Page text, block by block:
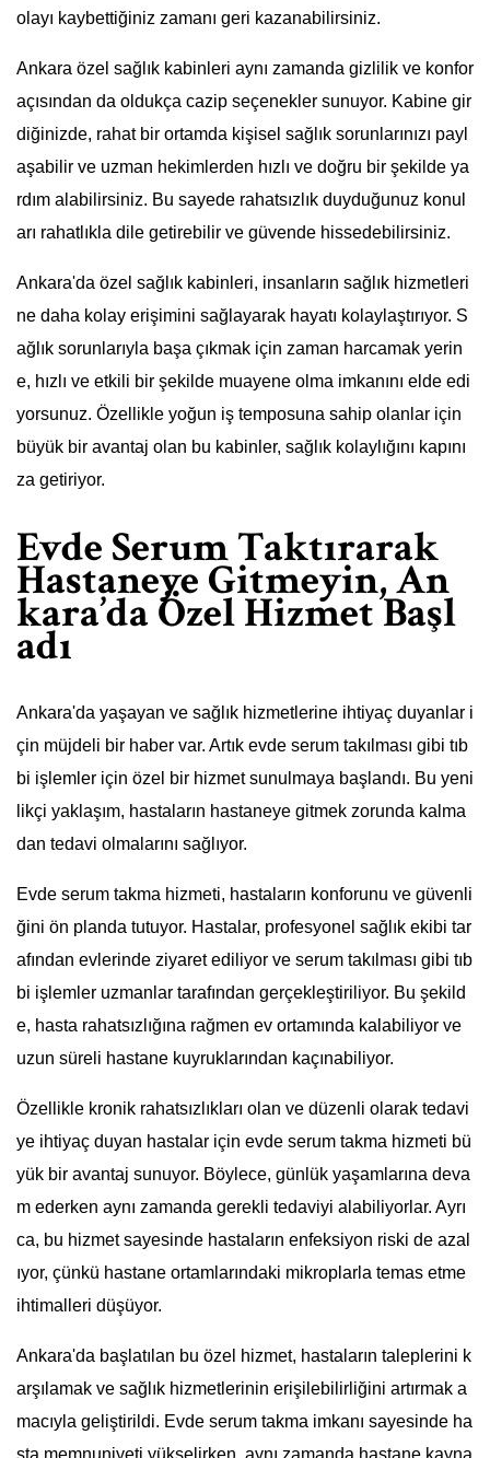
olayı kaybettiğiniz zamanı geri kazanabilirsiniz.
Ankara özel sağlık kabinleri aynı zamanda gizlilik ve konfor
açısından da oldukça cazip seçenekler sunuyor. Kabine gir
diğinizde, rahat bir ortamda kişisel sağlık sorunlarınızı payl
aşabilir ve uzman hekimlerden hızlı ve doğru bir şekilde ya
rdım alabilirsiniz. Bu sayede rahatsızlık duyduğunuz konul
arı rahatlıkla dile getirebilir ve güvende hissedebilirsiniz.
Ankara'da özel sağlık kabinleri, insanların sağlık hizmetleri
ne daha kolay erişimini sağlayarak hayatı kolaylaştırıyor. S
ağlık sorunlarıyla başa çıkmak için zaman harcamak yerin
e, hızlı ve etkili bir şekilde muayene olma imkanını elde edi
yorsunuz. Özellikle yoğun iş temposuna sahip olanlar için
büyük bir avantaj olan bu kabinler, sağlık kolaylığını kapını
za getiriyor.
Evde Serum Taktırarak
Hastaneye Gitmeyin, An
kara’da Özel Hizmet Başl
adı
Ankara'da yaşayan ve sağlık hizmetlerine ihtiyaç duyanlar i
çin müjdeli bir haber var. Artık evde serum takılması gibi tıb
bi işlemler için özel bir hizmet sunulmaya başlandı. Bu yeni
likçi yaklaşım, hastaların hastaneye gitmek zorunda kalma
dan tedavi olmalarını sağlıyor.
Evde serum takma hizmeti, hastaların konforunu ve güvenli
ğini ön planda tutuyor. Hastalar, profesyonel sağlık ekibi tar
afından evlerinde ziyaret ediliyor ve serum takılması gibi tıb
bi işlemler uzmanlar tarafından gerçekleştiriliyor. Bu şekild
e, hasta rahatsızlığına rağmen ev ortamında kalabiliyor ve
uzun süreli hastane kuyruklarından kaçınabiliyor.
Özellikle kronik rahatsızlıkları olan ve düzenli olarak tedavi
ye ihtiyaç duyan hastalar için evde serum takma hizmeti bü
yük bir avantaj sunuyor. Böylece, günlük yaşamlarına deva
m ederken aynı zamanda gerekli tedaviyi alabiliyorlar. Ayrı
ca, bu hizmet sayesinde hastaların enfeksiyon riski de azal
ıyor, çünkü hastane ortamlarındaki mikroplarla temas etme
ihtimalleri düşüyor.
Ankara'da başlatılan bu özel hizmet, hastaların taleplerini k
arşılamak ve sağlık hizmetlerinin erişilebilirliğini artırmak a
macıyla geliştirildi. Evde serum takma imkanı sayesinde ha